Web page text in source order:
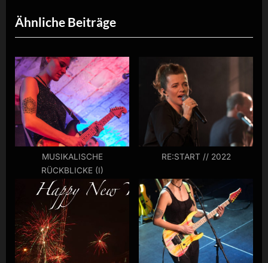
i
o
u
s
P
o
s
t
P
o
s
t
:
Ähnliche Beiträge
MUSIKALISCHE
RÜCKBLICKE (I)
RE:START // 2022